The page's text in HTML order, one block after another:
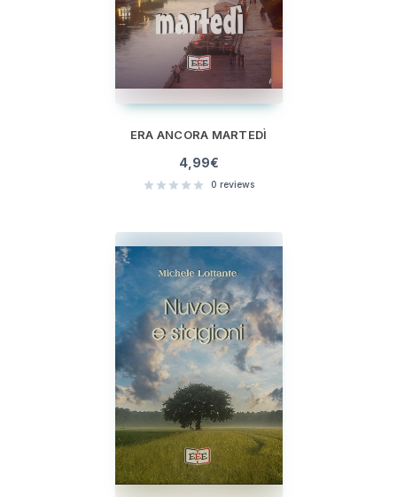
ERA ANCORA MARTEDÌ
4,99€
0 reviews